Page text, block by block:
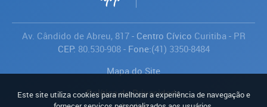
Av. Cândido de Abreu, 817- Centro Cívico Curitiba - PR
CEP: 80.530-908- Fone:(41) 3350-8484
Mapa do Site
Política de Privacidade
Este site utiliza cookies para melhorar a experiência de navegação e